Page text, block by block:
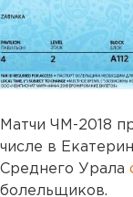
Матчи ЧМ-2018
числе в
Среднего Урала
болельщиков.